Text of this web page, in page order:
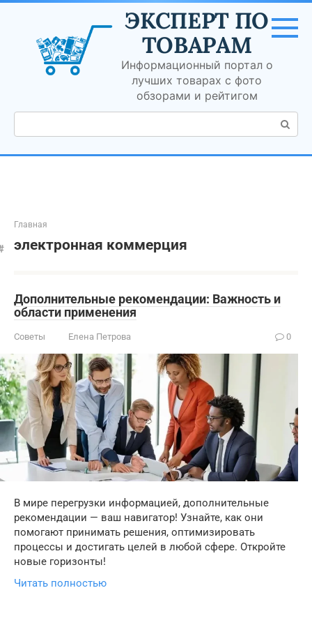
Перейти
контенту
ЭКСПЕРТ ПО
ТОВАРАМ
Информационный портал о
лучших товарах с фото
обзорами и рейтигом
Поиск:
Главная
электронная коммерция
Дополнительные рекомендации: Важность и
области применения
Советы Елена Петрова 0
В мире перегрузки информацией, дополнительные
рекомендации — ваш навигатор! Узнайте, как они
помогают принимать решения, оптимизировать
процессы и достигать целей в любой сфере. Откройте
новые горизонты!
Читать полностью